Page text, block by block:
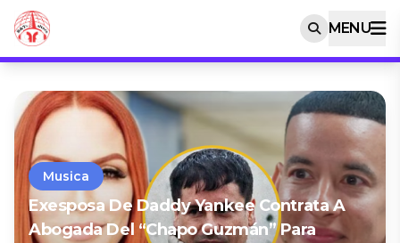
MENU
Musica
Exesposa De Daddy Yankee Contrata A
Abogada Del “Chapo Guzmán” Para